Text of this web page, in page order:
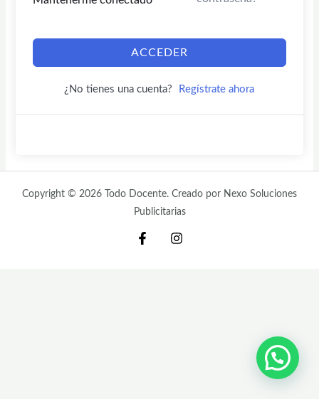
ACCEDER
¿No tienes una cuenta? Regístrate ahora
Copyright © 2026 Todo Docente. Creado por Nexo Soluciones
Publicitarias